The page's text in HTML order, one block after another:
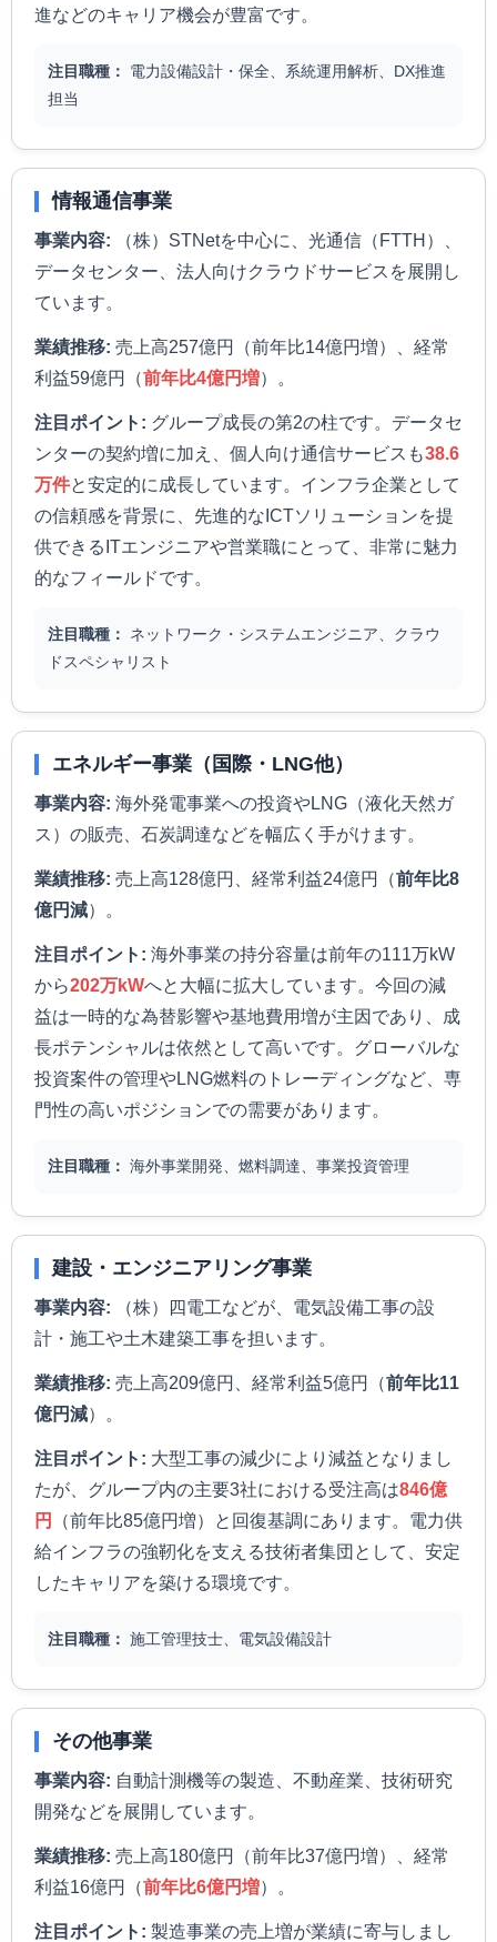
進などのキャリア機会が豊富です。
注目職種：
電力設備設計・保全、系統運用解析、DX推進
担当
情報通信事業
事業内容: （株）STNetを中心に、光通信（FTTH）、
データセンター、法人向けクラウドサービスを展開し
ています。
業績推移: 売上高257億円（前年比14億円増）、経常
利益59億円（前年比4億円増）。
注目ポイント: グループ成長の第2の柱です。データセ
ンターの契約増に加え、個人向け通信サービスも38.6
万件と安定的に成長しています。インフラ企業として
の信頼感を背景に、先進的なICTソリューションを提
供できるITエンジニアや営業職にとって、非常に魅力
的なフィールドです。
注目職種：
ネットワーク・システムエンジニア、クラウ
ドスペシャリスト
エネルギー事業（国際・LNG他）
事業内容: 海外発電事業への投資やLNG（液化天然ガ
ス）の販売、石炭調達などを幅広く手がけます。
業績推移: 売上高128億円、経常利益24億円（前年比8
億円減）。
注目ポイント: 海外事業の持分容量は前年の111万kW
から202万kWへと大幅に拡大しています。今回の減
益は一時的な為替影響や基地費用増が主因であり、成
長ポテンシャルは依然として高いです。グローバルな
投資案件の管理やLNG燃料のトレーディングなど、専
門性の高いポジションでの需要があります。
注目職種： 海外事業開発、燃料調達、事業投資管理
建設・エンジニアリング事業
事業内容: （株）四電工などが、電気設備工事の設
計・施工や土木建築工事を担います。
業績推移: 売上高209億円、経常利益5億円（前年比11
億円減）。
注目ポイント: 大型工事の減少により減益となりまし
たが、グループ内の主要3社における受注高は846億
円
（前年比85億円増）と回復基調にあります。電力供
給インフラの強靭化を支える技術者集団として、安定
したキャリアを築ける環境です。
注目職種： 施工管理技士、電気設備設計
その他事業
事業内容: 自動計測機等の製造、不動産業、技術研究
開発などを展開しています。
業績推移: 売上高180億円（前年比37億円増）、経常
利益16億円（前年比6億円増）。
注目ポイント: 製造事業の売上増が業績に寄与しまし